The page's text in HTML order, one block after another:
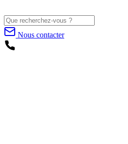
Nous contacter